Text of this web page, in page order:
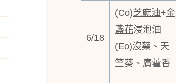
6/18
(Co)芝麻油+金
盞花浸泡油
(Eo)沒藥 、 天
竺葵 、 廣藿香